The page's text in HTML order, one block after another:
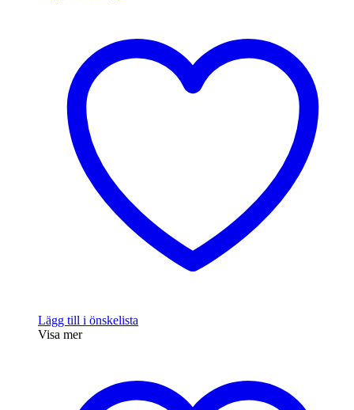
Lägg till i önskelista
Visa mer